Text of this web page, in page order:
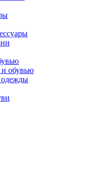
и обувью
одежды